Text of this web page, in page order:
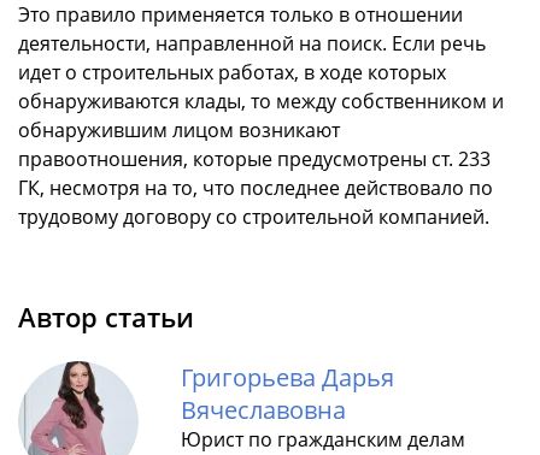
Это правило применяется только в отношении
деятельности, направленной на поиск. Если речь
идет о строительных работах, в ходе которых
обнаруживаются клады, то между собственником и
обнаружившим лицом возникают
правоотношения, которые предусмотрены ст. 233
ГК, несмотря на то, что последнее действовало по
трудовому договору со строительной компанией.
Автор статьи
Григорьева Дарья
Вячеславовна
Юрист по гражданским делам